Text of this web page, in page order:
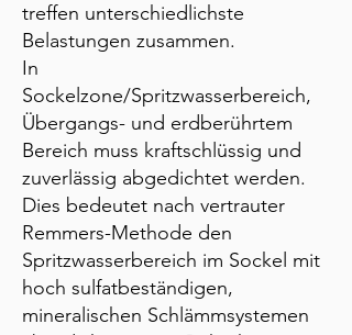
treffen unterschiedlichste
Belastungen zusammen.
In
Sockelzone/Spritzwasserbereich,
Übergangs- und erdberührtem
Bereich muss kraftschlüssig und
zuverlässig abgedichtet werden.
Dies bedeutet nach vertrauter
Remmers-Methode den
Spritzwasserbereich im Sockel mit
hoch sulfatbeständigen,
mineralischen Schlämmsystemen